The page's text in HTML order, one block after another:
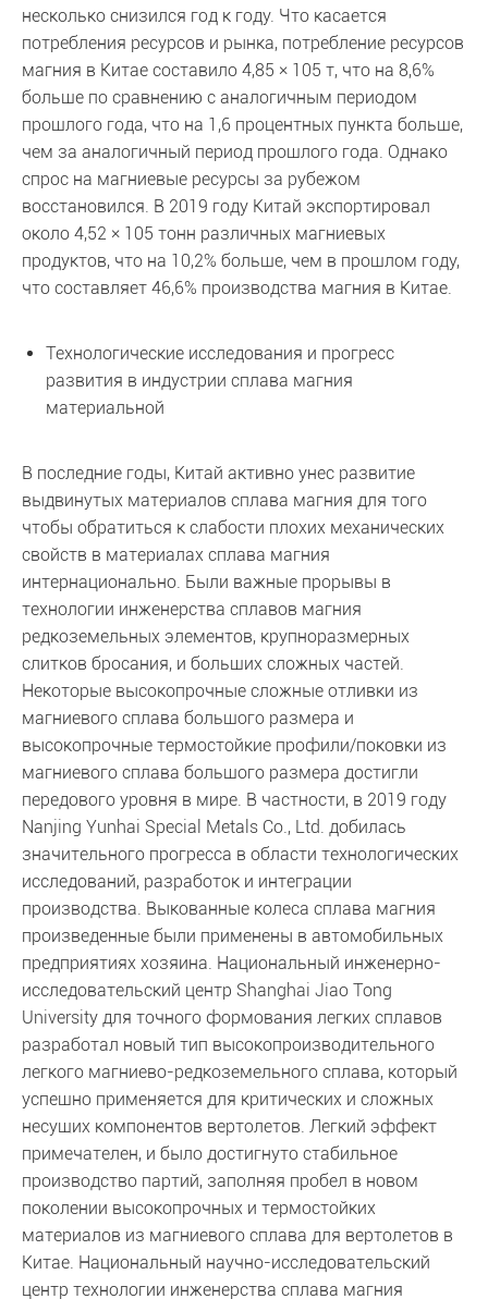
несколько снизился год к году. Что касается
потребления ресурсов и рынка, потребление ресурсов
магния в Китае составило 4,85 × 105 т, что на 8,6%
больше по сравнению с аналогичным периодом
прошлого года, что на 1,6 процентных пункта больше,
чем за аналогичный период прошлого года. Однако
спрос на магниевые ресурсы за рубежом
восстановился. В 2019 году Китай экспортировал
около 4,52 × 105 тонн различных магниевых
продуктов, что на 10,2% больше, чем в прошлом году,
что составляет 46,6% производства магния в Китае.
Технологические исследования и прогресс
развития в индустрии сплава магния
материальной
В последние годы, Китай активно унес развитие
выдвинутых материалов сплава магния для того
чтобы обратиться к слабости плохих механических
свойств в материалах сплава магния
интернационально. Были важные прорывы в
технологии инженерства сплавов магния
редкоземельных элементов, крупноразмерных
слитков бросания, и больших сложных частей.
Некоторые высокопрочные сложные отливки из
магниевого сплава большого размера и
высокопрочные термостойкие профили/поковки из
магниевого сплава большого размера достигли
передового уровня в мире. В частности, в 2019 году
Nanjing Yunhai Special Metals Co., Ltd. добилась
значительного прогресса в области технологических
исследований, разработок и интеграции
производства. Выкованные колеса сплава магния
произведенные были применены в автомобильных
предприятиях хозяина. Национальный инженерно-
исследовательский центр Shanghai Jiao Tong
University для точного формования легких сплавов
разработал новый тип высокопроизводительного
легкого магниево-редкоземельного сплава, который
успешно применяется для критических и сложных
несущих компонентов вертолетов. Легкий эффект
примечателен, и было достигнуто стабильное
производство партий, заполняя пробел в новом
поколении высокопрочных и термостойких
материалов из магниевого сплава для вертолетов в
Китае. Национальный научно-исследовательский
центр технологии инженерства сплава магния